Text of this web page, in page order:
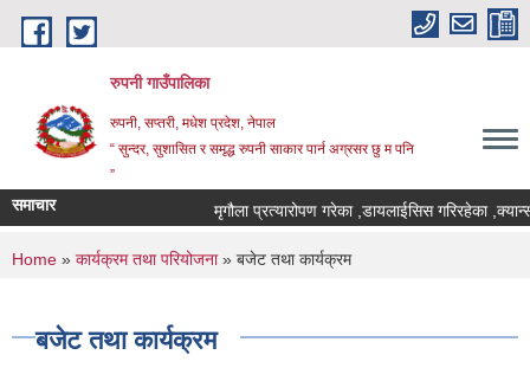
Skip to main content
रुपनी गाउँपालिका
रुपनी, सप्तरी, मधेश प्रदेश, नेपाल
“ सुन्दर, सुशासित र समृद्ध रुपनी साकार पार्न अग्रसर छु म पनि
”
समाचार मृगौला प्रत्यारोपण गरेका ,डायलाईसिस गरिरहेका
You are here
Home » कार्यक्रम तथा परियोजना» बजेट तथा कार्यक्रम
बजेट तथा कार्यक्रम